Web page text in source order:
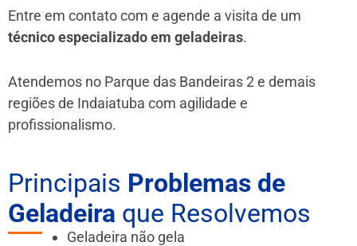
Entre em contato com e agende a visita de um
técnico especializado em geladeiras.
Atendemos no Parque das Bandeiras 2 e demais
regiões de Indaiatuba com agilidade e
profissionalismo.
Principais Problemas de
Geladeira que Resolvemos
Geladeira não gela